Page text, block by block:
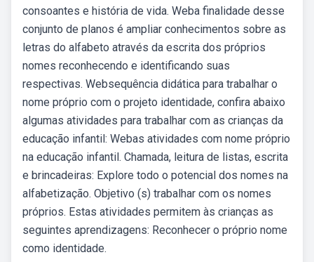
consoantes e história de vida. Weba finalidade desse
conjunto de planos é ampliar conhecimentos sobre as
letras do alfabeto através da escrita dos próprios
nomes reconhecendo e identificando suas
respectivas. Websequência didática para trabalhar o
nome próprio com o projeto identidade, confira abaixo
algumas atividades para trabalhar com as crianças da
educação infantil: Webas atividades com nome próprio
na educação infantil. Chamada, leitura de listas, escrita
e brincadeiras: Explore todo o potencial dos nomes na
alfabetização. Objetivo (s) trabalhar com os nomes
próprios. Estas atividades permitem às crianças as
seguintes aprendizagens: Reconhecer o próprio nome
como identidade.